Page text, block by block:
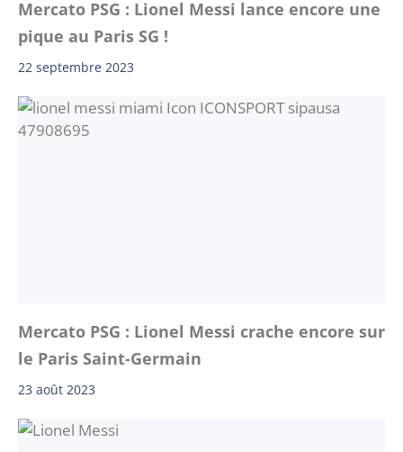
Mercato PSG : Lionel Messi lance encore une
pique au Paris SG !
22 septembre 2023
Mercato PSG : Lionel Messi crache encore sur
le Paris Saint-Germain
23 août 2023